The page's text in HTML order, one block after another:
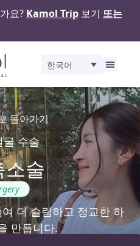
요? Kamol Trip 보기 또는
한국어
돌아가기
굴 수술
소술
더 슬림하고 정교한 하
만듭니다.